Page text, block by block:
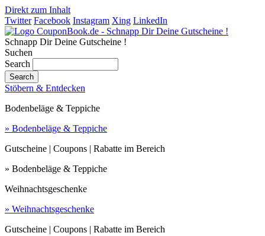
Direkt zum Inhalt
Twitter Facebook Instagram Xing LinkedIn
Schnapp Dir Deine Gutscheine !
Suchen
Search
Stöbern & Entdecken
Bodenbeläge & Teppiche
» Bodenbeläge & Teppiche
Gutscheine | Coupons | Rabatte im Bereich
» Bodenbeläge & Teppiche
Weihnachtsgeschenke
» Weihnachtsgeschenke
Gutscheine | Coupons | Rabatte im Bereich